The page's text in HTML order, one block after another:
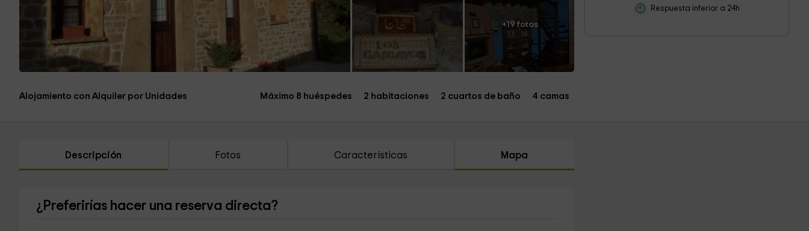
+19 fotos
Respuesta inferior a 24h
Alojamiento con Alquiler por Unidades Máximo 8 huéspedes 2 habitaciones 2 cuartos de baño 4 camas
Descripción Fotos Características Mapa
¿Preferirías hacer una reserva directa?